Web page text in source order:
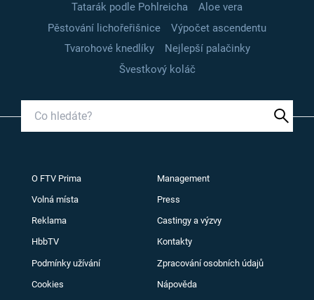
Tatarák podle Pohlreicha
Aloe vera
Pěstování lichořeřišnice
Výpočet ascendentu
Tvarohové knedlíky
Nejlepší palačinky
Švestkový koláč
O FTV Prima Management
Volná místa Press
Reklama Castingy a výzvy
HbbTV Kontakty
Podmínky užívání Zpracování osobních údajů
Cookies Nápověda